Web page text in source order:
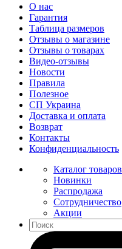
О нас
Гарантия
Таблица размеров
Отзывы о магазине
Отзывы о товарах
Видео-отзывы
Новости
Правила
Полезное
СП Украина
Доставка и оплата
Возврат
Контакты
Конфиденциальность
Каталог товаров
Новинки
Распродажа
Сотрудничество
Акции